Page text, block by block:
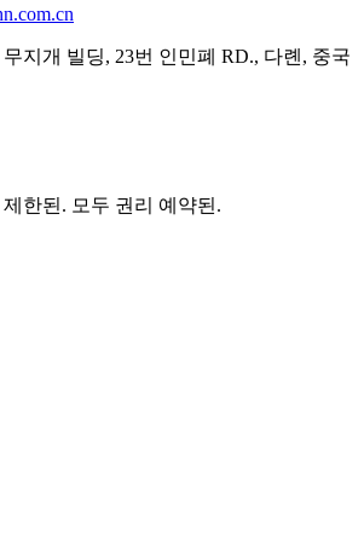
무지개 빌딩, 23번 인민폐 RD., 다롄, 중국
한된. 모두 권리 예약된.